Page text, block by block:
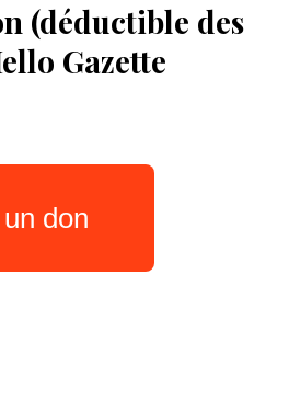
(déductible des
Gazette
don